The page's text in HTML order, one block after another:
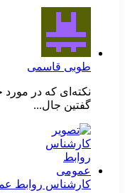
طوبی قاسمی
نکته‌ای که در
گفتین جال...
کارشناس روابط